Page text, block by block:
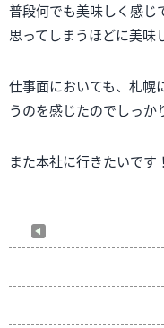
普段何でも美味しく感じ
思ってしまうほどに美味
仕事面においても、札幌
うのを感じたのでしっか
また本社に行きたいです！